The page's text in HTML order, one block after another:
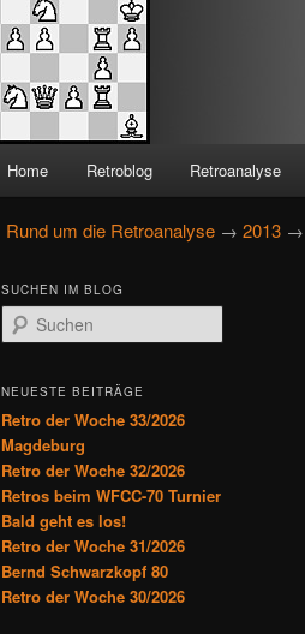
Zum
primären
Inhalt
springen
Zum
sekundären
Inhalt
springen
Home Retroblog Retroanalyse
Rund um die Retroanalyse → 2013 →
SUCHEN IM BLOG
u
h
n
NEUESTE BEITRÄGE
Retro der Woche 33/2026
Magdeburg
Retro der Woche 32/2026
Retros beim WFCC-70 Turnier
Bald geht es los!
Retro der Woche 31/2026
Bernd Schwarzkopf 80
Retro der Woche 30/2026